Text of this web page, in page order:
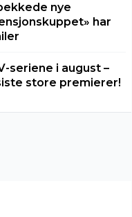
nye
har
seriene i august –
store premierer!